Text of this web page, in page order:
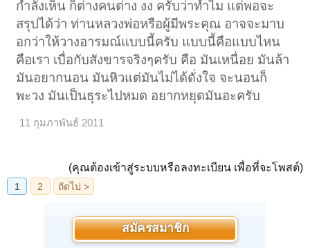
กำลังเห็น ก็ต่างคนต่าง งง ครับว่าทำไม แต่พอจะ
สรุปได้ว่า ท่านหลวงพ่อหรือผู้มีพระคุณ อาจจะมาบ
อกว่าให้วางอารมณ์แบบนี้ครับ แบบนี้คือแบบไหน
คือเรา เบื่อกับสังขารจริงๆครับ คือ มันเหนื่อย มันล้า
มันอยากนอน มันหิวแต่มันไม่ได้ดั่งใจ จะนอนก็
พะวง มันเป็นธุระไปหมด อยากหยุดมันอะครับ
11 กุมภาพันธ์ 2011
(คุณต้องเข้าสู่ระบบหรือลงทะเบียน เพื่อที่จะโพสต์)
สมัครสมาชิก